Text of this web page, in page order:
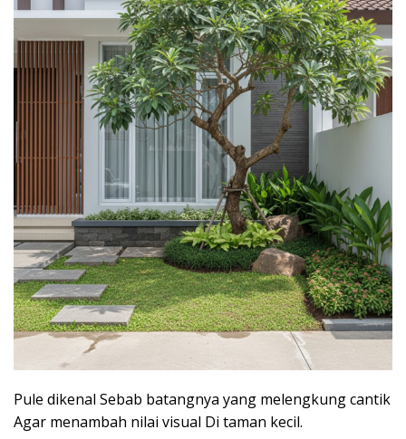
Pule dikenal Sebab batangnya yang melengkung cantik
Agar menambah nilai visual Di taman kecil.